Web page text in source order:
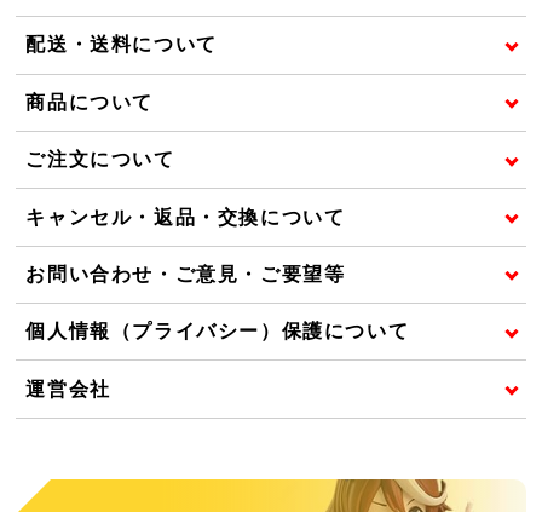
配送・送料について
商品について
ご注文について
キャンセル・返品・交換について
お問い合わせ・ご意見・ご要望等
個人情報（プライバシー）保護について
運営会社